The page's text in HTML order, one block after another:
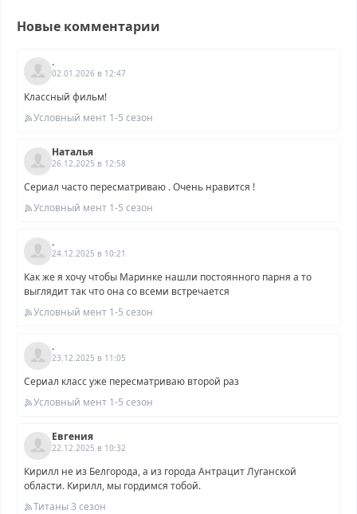
Новые комментарии
.
02.01.2026 в 12:47
Классный фильм!
Условный мент 1-5 сезон
Наталья
26.12.2025 в 12:58
Сериал часто пересматриваю . Очень нравится !
Условный мент 1-5 сезон
.
24.12.2025 в 10:21
Как же я хочу чтобы Маринке нашли постоянного парня а то
выглядит так что она со всеми встречается
Условный мент 1-5 сезон
.
23.12.2025 в 11:05
Сериал класс уже пересматриваю второй раз
Условный мент 1-5 сезон
Евгения
22.12.2025 в 10:32
Кирилл не из Белгорода, а из города Антрацит Луганской
области. Кирилл, мы гордимся тобой.
Титаны 3 сезон